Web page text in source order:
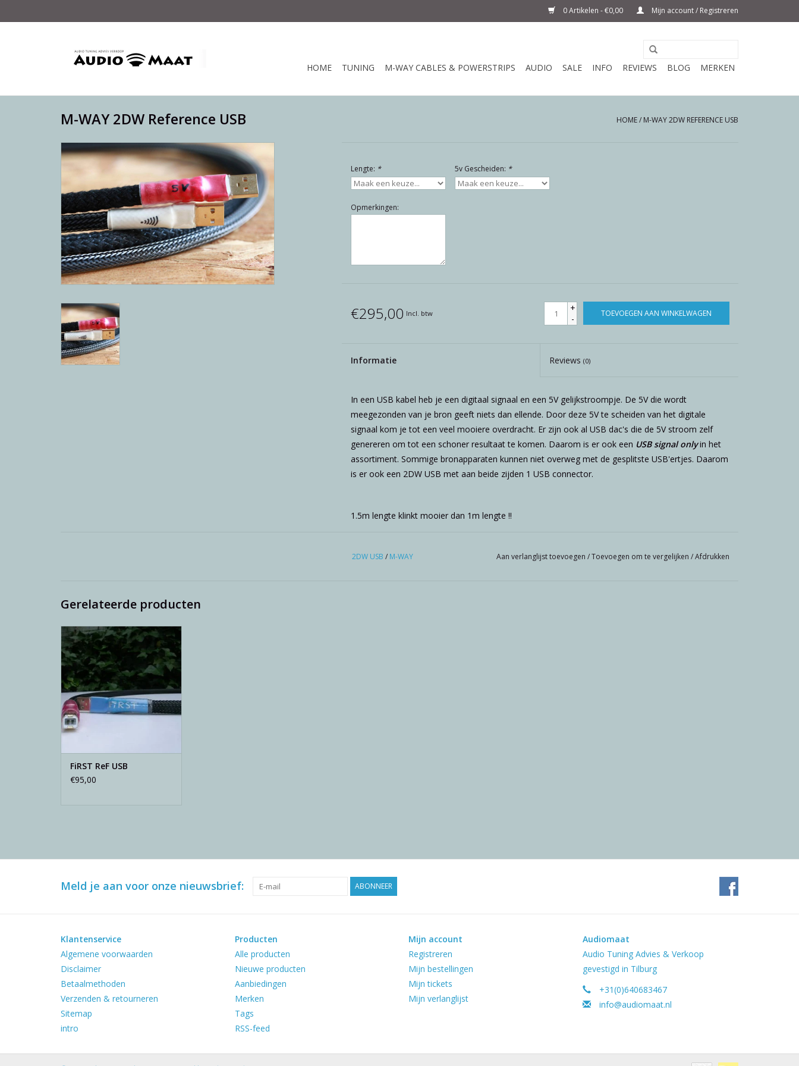
0 Artikelen - €0,00 Mijn account / Registreren
HOME TUNING M-WAY CABLES & POWERSTRIPS AUDIO SALE INFO REVIEWS BLOG MERKEN
M-WAY 2DW Reference USB HOME/ M-WAY 2DW REFERENCE USB
Lengte: * 5v Gescheiden: *
Opmerkingen:
€295,00 Incl. btw
+
-
TOEVOEGEN AAN WINKELWAGEN
Informatie Reviews(0)
In een USB kabel heb je een digitaal signaal en een 5V gelijkstroompje. De 5V die wordt
meegezonden van je bron geeft niets dan ellende. Door deze 5V te scheiden van het digitale
signaal kom je tot een veel mooiere overdracht. Er zijn ook al USB dac's die de 5V stroom zelf
genereren om tot een schoner resultaat te komen. Daarom is er ook een USB signal onlyin het
assortiment. Sommige bronapparaten kunnen niet overweg met de gesplitste USB'ertjes. Daarom
is er ook een 2DW USB met aan beide zijden 1 USB connector.
1.5m lengte klinkt mooier dan 1m lengte !!
2DW USB / M-WAY Aan verlanglijst toevoegen /Toevoegen om te vergelijken /Afdrukken
Gerelateerde producten
M-WAY FiRST ReF USB
TOEVOEGEN AAN WINKELWAGEN
FiRST ReF USB
€95,00
Meld je aan voor onze nieuwsbrief: ABONNEER
Klantenservice
Algemene voorwaarden
Disclaimer
Betaalmethoden
Verzenden & retourneren
Sitemap
intro
Producten
Alle producten
Nieuwe producten
Aanbiedingen
Merken
Tags
RSS-feed
Mijn account
Registreren
Mijn bestellingen
Mijn tickets
Mijn verlanglijst
Audiomaat
Audio Tuning Advies & Verkoop
gevestigd in Tilburg
+31(0)640683467
info@audiomaat.nl